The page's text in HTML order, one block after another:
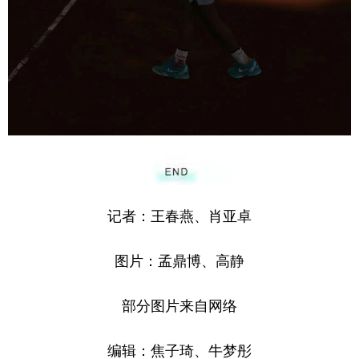
记者：王春燕、肖亚卓
图片：孟鼎博、高静
部分图片来自网络
编辑：焦子琦、牛梦彤